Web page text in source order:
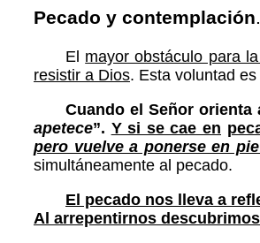
Pecado y contemplación.
El mayor obstáculo para
resistir a Dios. Esta voluntad
Cuando el Señor orienta
apetece”. Y si se cae en
pero vuelve a ponerse en
simultáneamente al pecado.
El pecado nos lleva a
Al arrepentirnos